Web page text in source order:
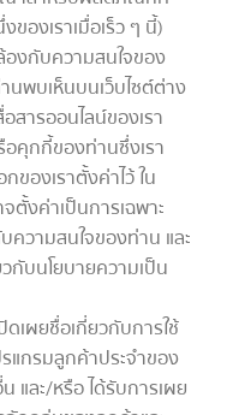
ของเราเมื่อเร็ว ๆ นี้)
งกับความสนใจของ
นพบเห็นบนเว็บไซต์ต่าง
สารออนไลน์ของเรา
อคุกกี้ของท่านซึ่งเรา
องเราตั้งค่าไว้ ใน
ตั้งค่าเป็นการเฉพาะ
วามสนใจของท่าน และ
กับนโยบายความเป็น
เผยชื่อเกี่ยวกับการใช้
แกรมลูกค้าประจำของ
และ/หรือ ได้รับการเผย